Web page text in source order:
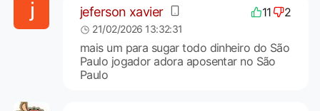
jeferson xavier 11 2
21/02/2026 13:32:31
mais um para sugar todo dinheiro do São
Paulo jogador adora aposentar no São
Paulo